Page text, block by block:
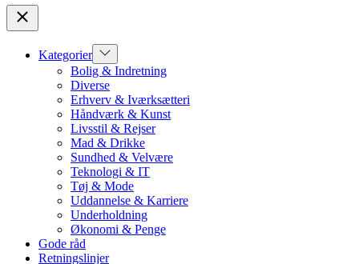
Close
Kategorier Show
sub
menu
Bolig & Indretning
Diverse
Erhverv & Iværksætteri
Håndværk & Kunst
Livsstil & Rejser
Mad & Drikke
Sundhed & Velvære
Teknologi & IT
Tøj & Mode
Uddannelse & Karriere
Underholdning
Økonomi & Penge
Gode råd
Retningslinjer